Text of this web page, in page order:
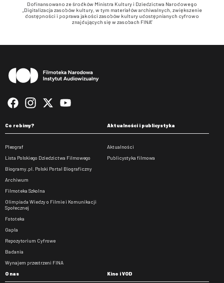
Dofinansowano ze środków Ministra Kultury i Dziedzictwa Narodowego
„Digitalizacja zasobów kultury, w tym materiałów archiwalnych, zwiększenie
dostępności i poprawa jakości zasobów kultury udostępnianych cyfrowo
znajdujących się w zasobach FINA”
Co robimy?
Pleograf
Lista Polskiego Dziedzictwa Filmowego
Biogramy.pl. Polski Portal Biograficzny
Archiwum
Filmoteka Szkolna
Olimpiada Wiedzy o Filmie i Komunikacji
Społecznej
Fototeka
Gapla
Repozytorium Cyfrowe
Badania
Wynajem przestrzeni FINA
Aktualności i publicystyka
Aktualności
Publicystyka filmowa
O nas Kino i VOD